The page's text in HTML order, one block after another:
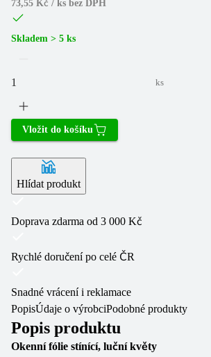
73,55 Kč / ks bez DPH
Skladem > 5 ks
ks
Vložit do košíku
Hlídat produkt
Doprava zdarma od 3 000 Kč
Rychlé doručení po celé ČR
Snadné vrácení i reklamace
PopisÚdaje o výrobciPodobné produkty
Popis produktu
Okenní fólie stínící, luční květy